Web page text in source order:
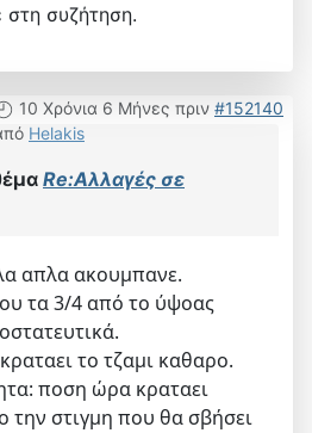
συζήτηση.
10 Χρόνια 6 Μήνες πριν #152140
Helakis
Re:Αλλαγές σε
απλα ακουμπανε.
τα 3/4 από το ύψοας
το τζαμι καθαρο.
ποση ώρα κραταει
την στιγμη που θα σβήσει